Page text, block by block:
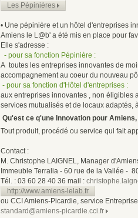
Les Pépinières
• Une pépinière et un hôtel d'entreprises
Amiens le L@b' a été mis en place pour
Elle s'adresse :
- pour sa fonction Pépinière :
A toutes les entreprises innovantes de
accompagnement au coeur du nouveau
- pour sa fonction d'Hôtel d'entreprises :
aux entreprises innovantes , non éligibles
services mutualisés et de locaux adaptés,
Qu'est ce q'une Innovation pour
Tout produit, procédé ou service qui fait
Contact :
M. Christophe LAIGNEL, Manager
Immeuble Terralia - 60 rue de la Vallée -
Tél. : 03 60 28 40 36 mail :
http://www.amiens-lelab.fr
ou CCI Amiens-Picardie, service
standard@amiens-picardie.cci.fr